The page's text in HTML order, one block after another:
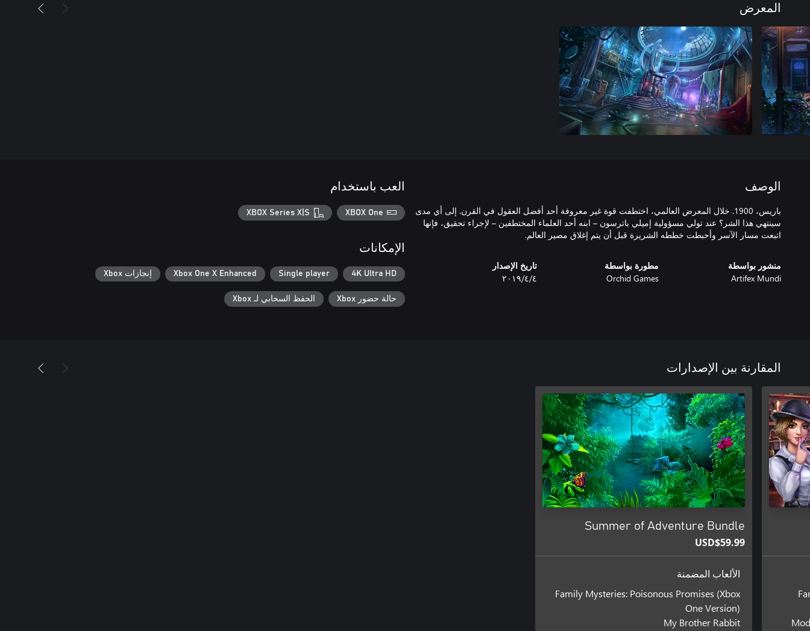
المعرض
الوصف
باريس، 1900. خلال المعرض العالمي، اختطفت قوة غير معروفة أحد أفضل العقول في القرن. إلى أي مدى
سينتهي هذا الشر؟ عند تولي مسؤولية إميلي باترسون – ابنه أحد العلماء المختطفين – لإجراء تحقيق، فإنها
اتبعت مسار الآسر وأحبطت خططه الشريرة قبل أن يتم إغلاق مصير العالم.
منشور بواسطة
Artifex Mundi
مطورة بواسطة
Orchid Games
تاريخ الإصدار
٤‏/٤‏/٢٠١٩
العب باستخدام
XBOX One
XBOX Series X|S
الإمكانات
4K Ultra HD
Single player
Xbox One X Enhanced إنجازات Xbox
حالة حضور Xbox الحفظ السحابي لـ Xbox
المقارنة بين الإصدارات
Summer of Adventure Bundle
USD$59.99
الألعاب المضمنة
Family Mysteries: Poisonous Promises (Xbox
One Version)
My Brother Rabbit